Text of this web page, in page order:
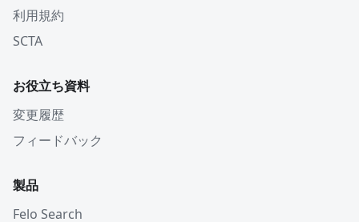
利用規約
SCTA
お役立ち資料
変更履歴
フィードバック
製品
Felo Search